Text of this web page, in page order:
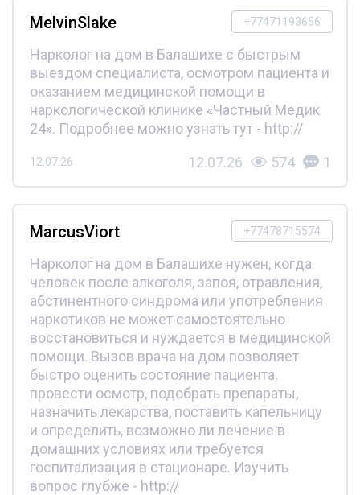
+77471193656
MelvinSlake
Нарколог на дом в Балашихе с быстрым
выездом специалиста, осмотром пациента и
оказанием медицинской помощи в
наркологической клинике «Частный Медик
24». Подробнее можно узнать тут - http://
12.07.26 12.07.26 574 1
+77478715574
MarcusViort
Нарколог на дом в Балашихе нужен, когда
человек после алкоголя, запоя, отравления,
абстинентного синдрома или употребления
наркотиков не может самостоятельно
восстановиться и нуждается в медицинской
помощи. Вызов врача на дом позволяет
быстро оценить состояние пациента,
провести осмотр, подобрать препараты,
назначить лекарства, поставить капельницу
и определить, возможно ли лечение в
домашних условиях или требуется
госпитализация в стационаре. Изучить
вопрос глубже - http://